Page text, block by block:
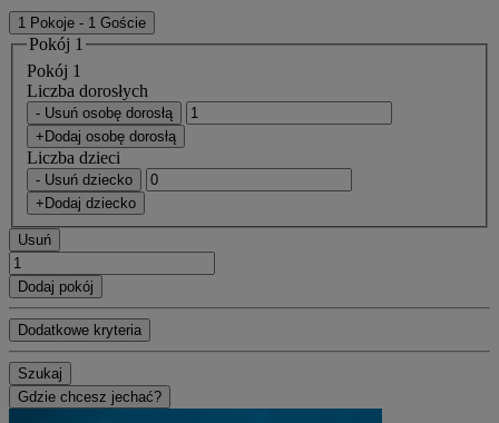
1 Pokoje - 1 Goście
Pokój 1
Pokój 1
Liczba dorosłych
- Usuń osobę dorosłą
+Dodaj osobę dorosłą
Liczba dzieci
- Usuń dziecko
+Dodaj dziecko
Usuń
Dodaj pokój
Dodatkowe kryteria
Szukaj
Gdzie chcesz jechać?